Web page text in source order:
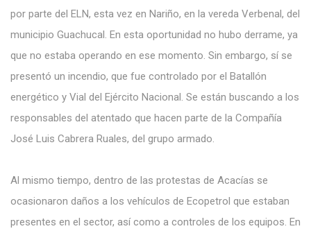
por parte del ELN, esta vez en Nariño, en la vereda Verbenal, del
municipio Guachucal. En esta oportunidad no hubo derrame, ya
que no estaba operando en ese momento. Sin embargo, sí se
presentó un incendio, que fue controlado por el Batallón
energético y Vial del Ejército Nacional. Se están buscando a los
responsables del atentado que hacen parte de la Compañía
José Luis Cabrera Ruales, del grupo armado.
Al mismo tiempo, dentro de las protestas de Acacías se
ocasionaron daños a los vehículos de Ecopetrol que estaban
presentes en el sector, así como a controles de los equipos. En